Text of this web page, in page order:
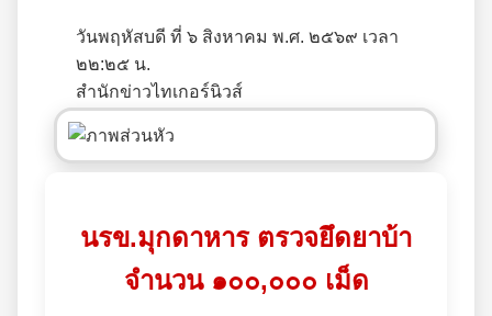
วันพฤหัสบดี ที่ ๖ สิงหาคม พ.ศ. ๒๕๖๙ เวลา
๒๒:๒๕ น.
สำนักข่าวไทเกอร์นิวส์
นรข.มุกดาหาร ตรวจยึดยาบ้า
จำนวน ๑๐๐,๐๐๐ เม็ด